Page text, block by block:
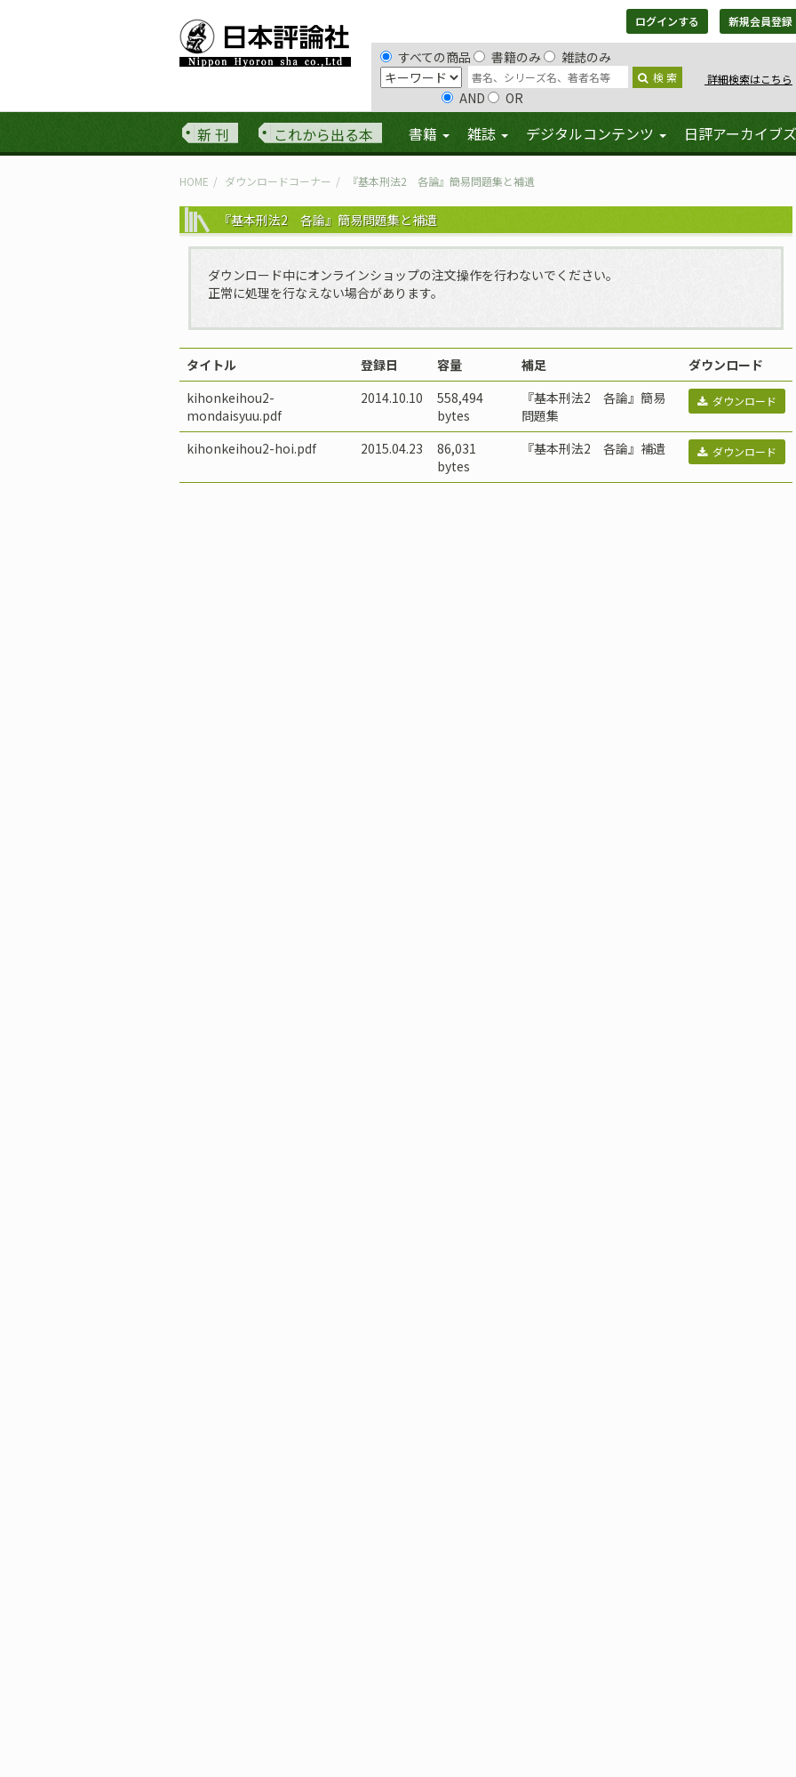
ログインする 新規会員登録
すべての商品 書籍のみ 雑誌のみ
検 索 詳細検索はこちら
AND OR
新 刊 これから出る本 書籍 雑誌 デジタルコンテンツ 日評アーカイブズ
HOME ダウンロードコーナー 『基本刑法2 各論』簡易問題集と補遺
『基本刑法2 各論』簡易問題集と補遺
ダウンロード中にオンラインショップの注文操作を行わないでください。
正常に処理を行なえない場合があります。
タイトル 登録日 容量 補足
ダウンロード
kihonkeihou2-
mondaisyuu.pdf
2014.10.10
558,494
bytes
『基本刑法2 各論』簡易
問題集
ダウンロード
kihonkeihou2-hoi.pdf 2015.04.23
86,031
bytes
『基本刑法2 各論』補遺 ダウンロード